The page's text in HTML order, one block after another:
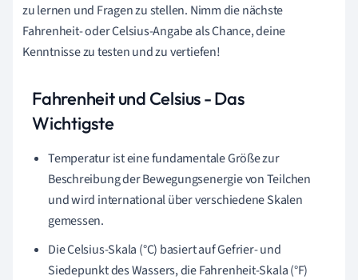
zu lernen und Fragen zu stellen. Nimm die nächste
Fahrenheit- oder Celsius-Angabe als Chance, deine
Kenntnisse zu testen und zu vertiefen!
Fahrenheit und Celsius - Das
Wichtigste
Temperatur ist eine fundamentale Größe zur
Beschreibung der Bewegungsenergie von Teilchen
und wird international über verschiedene Skalen
gemessen.
Die Celsius-Skala (°C) basiert auf Gefrier- und
Siedepunkt des Wassers, die Fahrenheit-Skala (°F)